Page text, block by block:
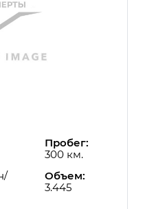
Пробег:
300 км.
Объем:
3.445